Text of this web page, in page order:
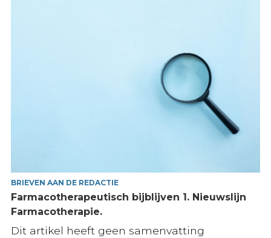
BRIEVEN AAN DE REDACTIE
Farmacotherapeutisch bijblijven 1. Nieuwslijn
Farmacotherapie.
Dit artikel heeft geen samenvatting